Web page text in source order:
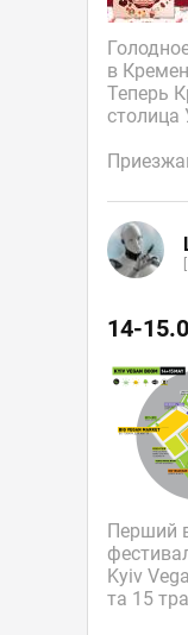
в
Теперь
столица
14-
Перший
Kyiv
та 15